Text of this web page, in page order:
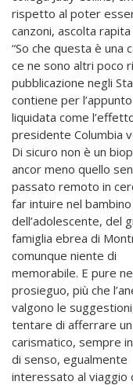
rispetto al poter
canzoni, ascolta rapita
“So che questa è una
ce ne sono altri poco
pubblicazione negli
contiene per l’appunto
liquidata come
presidente Columbia
Di sicuro non è un
ancor meno quello
passato remoto in
far intuire nel
dell’adolescente, del
famiglia ebrea di
comunque niente di
memorabile. E pure
prosieguo, più che
valgono le
tentare di afferrare
carismatico, sempre
di senso, egualmente
interessato al viaggio